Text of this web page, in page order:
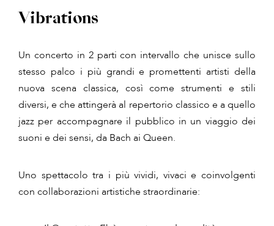
Vibrations
Un concerto in 2 parti con intervallo che unisce sullo
stesso palco i più grandi e promettenti artisti della
nuova scena classica, così come strumenti e stili
diversi, e che attingerà al repertorio classico e a quello
jazz per accompagnare il pubblico in un viaggio dei
suoni e dei sensi, da Bach ai Queen.
Uno spettacolo tra i più vividi, vivaci e coinvolgenti
con collaborazioni artistiche straordinarie: